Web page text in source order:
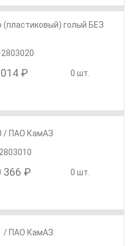
(пластиковый) голый БЕЗ
₽ 0 шт.
/ ПАО КамАЗ
366 ₽ 0 шт.
/ ПАО КамАЗ